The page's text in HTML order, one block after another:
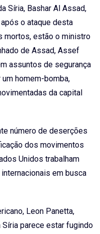
Síria, Bashar Al Assad,
o ataque desta
mortos, estão o ministro
de Assad, Assef
assuntos de segurança
homem-bomba,
da capital
número de deserções
dos movimentos
Unidos trabalham
em busca
Leon Panetta,
Síria parece estar fugindo